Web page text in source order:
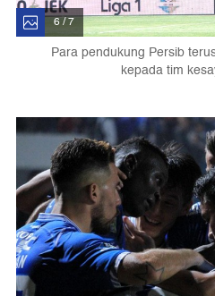
6 / 7
Para pendukung Persib
kepada tim